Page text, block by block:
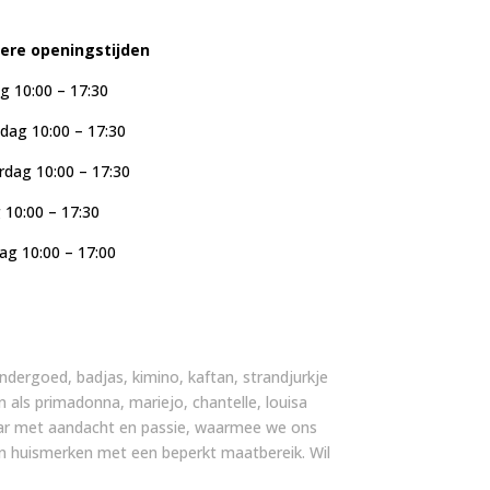
openingstijden
10:00 – 17:30
10:00 – 17:30
10:00 – 17:30
– 17:30
10:00 – 17:00
badjas, kimino, kaftan, strandjurkje
primadonna, mariejo, chantelle, louisa
met aandacht en passie, waarmee we ons
met een beperkt maatbereik. Wil